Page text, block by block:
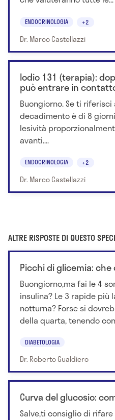
ENDOCRINOLOGIA +2
Dr. Marco Castellazzi
Iodio 131 (terapia):
può entrare in
Buongiorno. Se ti
decadimento è di 8
lesività
avanti....
ENDOCRINOLOGIA +2
Dr. Marco Castellazzi
ALTRE RISPOSTE DI QUESTO
Picchi di glicemia: che
Buongiorno,ma fai le 4
insulina? Le 3 rapide
notturna? Forse si
della quarta, tenendo
DIABETOLOGIA
Dr. Roberto Gualdiero
Curva del glucosio:
Salve,ti consiglio di